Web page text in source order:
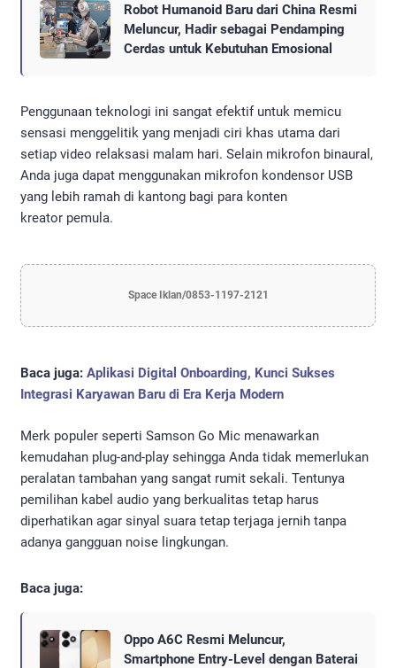
Robot Humanoid Baru dari China Resmi
Meluncur, Hadir sebagai Pendamping
Cerdas untuk Kebutuhan Emosional
Penggunaan teknologi ini sangat efektif untuk memicu
sensasi menggelitik yang menjadi ciri khas utama dari
setiap video relaksasi malam hari. Selain mikrofon binaural,
Anda juga dapat menggunakan mikrofon kondensor USB
yang lebih ramah di kantong bagi para konten
kreator pemula.
Space Iklan/0853-1197-2121
Baca juga: Aplikasi Digital Onboarding, Kunci Sukses
Integrasi Karyawan Baru di Era Kerja Modern
Merk populer seperti Samson Go Mic menawarkan
kemudahan plug-and-play sehingga Anda tidak memerlukan
peralatan tambahan yang sangat rumit sekali. Tentunya
pemilihan kabel audio yang berkualitas tetap harus
diperhatikan agar sinyal suara tetap terjaga jernih tanpa
adanya gangguan noise lingkungan.
Baca juga:
Oppo A6C Resmi Meluncur,
Smartphone Entry-Level dengan Baterai